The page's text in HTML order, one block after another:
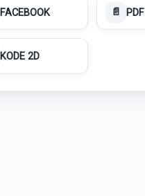
FACEBOOK 📄 PDF
KODE 2D